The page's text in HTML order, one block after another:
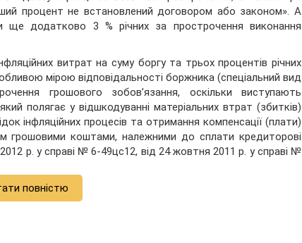
процент не встановлений договором або законом». А
додатково 3 % річних за прострочення виконання
витрат на суму боргу та трьох процентів річних
мірою відповідальності боржника (спеціальний вид
грошового зобов’язання, оскільки виступають
полягає у відшкодуванні матеріальних втрат (збитків)
інфляційних процесів та отримання компенсації (плати)
грошовими коштами, належними до сплати кредиторові
р. у справі № 6-49цс12, від 24 жовтня 2011 р. у справі №
повністю